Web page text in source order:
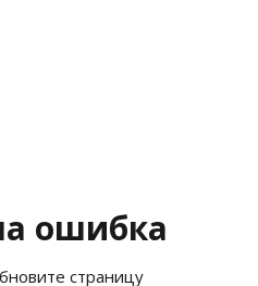
ошибка
страницу